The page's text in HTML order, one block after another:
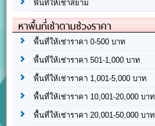
พื้นที่ให้เช่าสยาม
หาพื้นที่เช่าตามช่วงราคา
พื้นที่ให้เช่าราคา 0-500 บาท
พื้นที่ให้เช่าราคา 501-1,000 บาท
พื้นที่ให้เช่าราคา 1,001-5,000 บาท
พื้นที่ให้เช่าราคา 10,001-20,000 บาท
พื้นที่ให้เช่าราคา 20,001-50,000 บาท